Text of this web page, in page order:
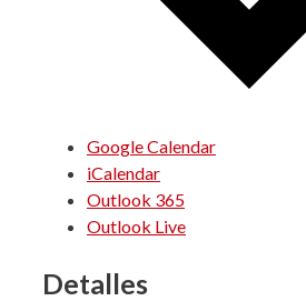
Google Calendar
iCalendar
Outlook 365
Outlook Live
Detalles